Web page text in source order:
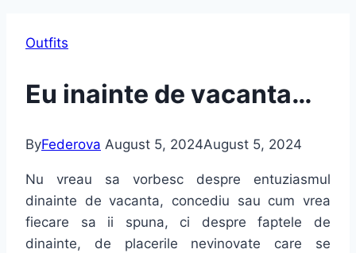
Outfits
Eu inainte de vacanta…
ByFederova August 5, 2024August 5, 2024
Nu vreau sa vorbesc despre entuziasmul
dinainte de vacanta, concediu sau cum vrea
fiecare sa ii spuna, ci despre faptele de
dinainte, de placerile nevinovate care se